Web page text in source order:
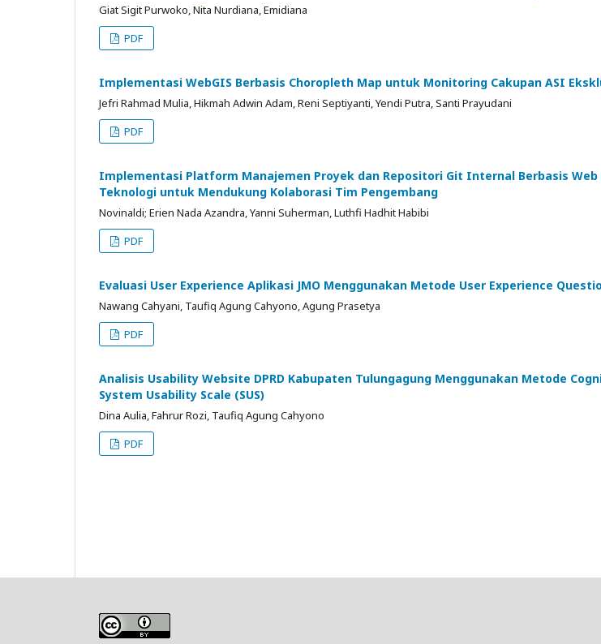
Giat Sigit Purwoko, Nita Nurdiana, Emidiana
PDF
Implementasi WebGIS Berbasis Choropleth Map untuk Monitoring Cakupan ASI
Jefri Rahmad Mulia, Hikmah Adwin Adam, Reni Septiyanti, Yendi Putra, Santi Prayudani
PDF
Implementasi Platform Manajemen Proyek dan Repositori Git Internal Berbasis Web
Teknologi untuk Mendukung Kolaborasi Tim Pengembang
Novinaldi; Erien Nada Azandra, Yanni Suherman, Luthfi Hadhit Habibi
PDF
Evaluasi User Experience Aplikasi JMO Menggunakan Metode User Experience
Nawang Cahyani, Taufiq Agung Cahyono, Agung Prasetya
PDF
Analisis Usability Website DPRD Kabupaten Tulungagung Menggunakan Metode
System Usability Scale (SUS)
Dina Aulia, Fahrur Rozi, Taufiq Agung Cahyono
PDF